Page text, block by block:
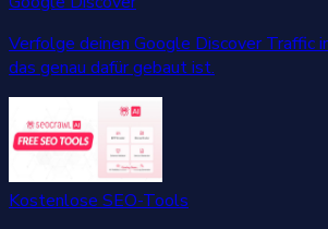
Verfolge deinen Google Discover Traffic
das genau dafür gebaut ist.
Kostenlose SEO-Tools